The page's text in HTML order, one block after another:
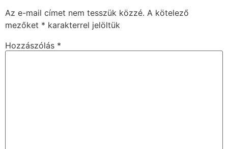
Az e-mail címet nem tesszük közzé. A kötelező
mezőket * karakterrel jelöltük
Hozzászólás *